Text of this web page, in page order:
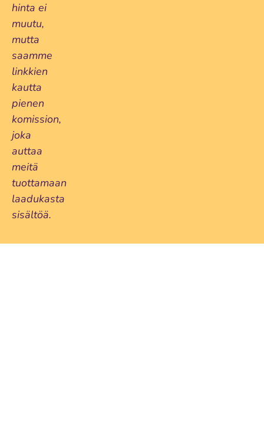
hinta ei
muutu,
mutta
saamme
linkkien
kautta
pienen
komission,
joka
auttaa
meitä
tuottamaan
laadukasta
sisältöä.